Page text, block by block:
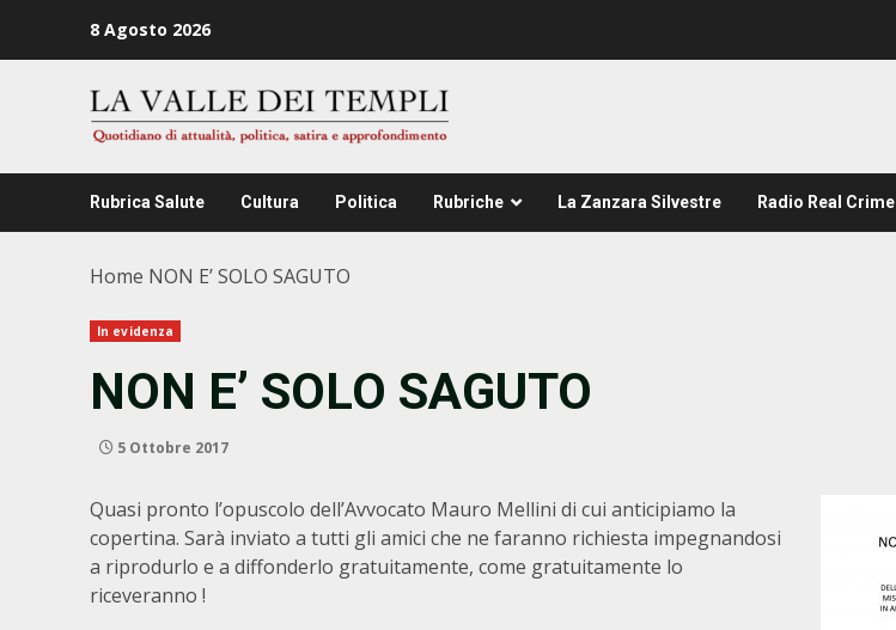
8 Agosto 2026
Rubrica Salute Cultura Politica Rubriche La Zanzara Silvestre Radio Real Crime
Home NON E’ SOLO SAGUTO
In evidenza
NON E’ SOLO SAGUTO
5 Ottobre 2017
Quasi pronto l’opuscolo dell’Avvocato Mauro Mellini di cui anticipiamo la
copertina. Sarà inviato a tutti gli amici che ne faranno richiesta impegnandosi
a riprodurlo e a diffonderlo gratuitamente, come gratuitamente lo
riceveranno !